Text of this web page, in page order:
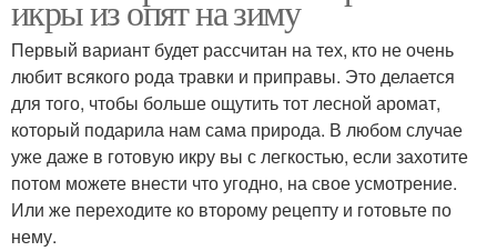
икры из опят на зиму
Первый вариант будет рассчитан на тех, кто не очень
любит всякого рода травки и приправы. Это делается
для того, чтобы больше ощутить тот лесной аромат,
который подарила нам сама природа. В любом случае
уже даже в готовую икру вы с легкостью, если захотите
потом можете внести что угодно, на свое усмотрение.
Или же переходите ко второму рецепту и готовьте по
нему.